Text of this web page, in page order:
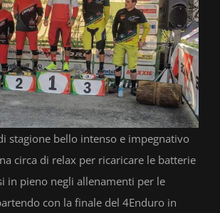
stagione bello intenso e impegnativo
circa di relax per ricaricare le batterie
in pieno negli allenamenti per le
con la finale del 4Enduro in